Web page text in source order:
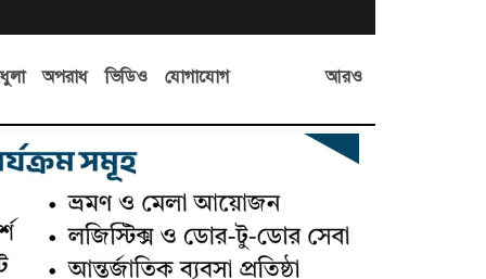
অপরাধ ভিডিও যোগাযোগ আরও